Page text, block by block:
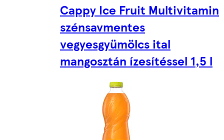
Cappy Ice Fruit Multivitamin
szénsavmentes
vegyesgyümölcs ital
mangosztán ízesítéssel 1,5 l